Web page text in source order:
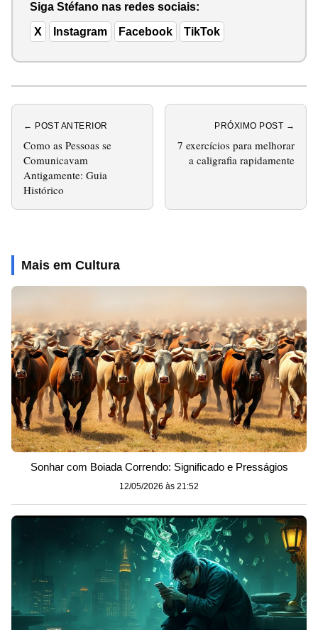
Siga Stéfano nas redes sociais:
X Instagram Facebook TikTok
← POST ANTERIOR
Como as Pessoas se
Comunicavam
Antigamente: Guia
Histórico
PRÓXIMO POST →
7 exercícios para melhorar
a caligrafia rapidamente
Mais em Cultura
Sonhar com Boiada Correndo: Significado e Presságios
12/05/2026 às 21:52